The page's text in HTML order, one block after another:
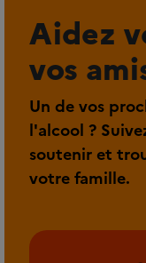
Aidez
vos
Un de vos
l'alcool ?
soutenir et
votre famille.